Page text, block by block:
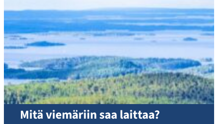
Mitä viemäriin saa laittaa?